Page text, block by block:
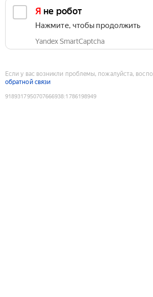
Я не робот
Нажмите, чтобы продолжить
Yandex SmartCaptcha
Если у вас возникли проблемы, пожалуйста,
обратной связи
9189317950707666938:1786198949